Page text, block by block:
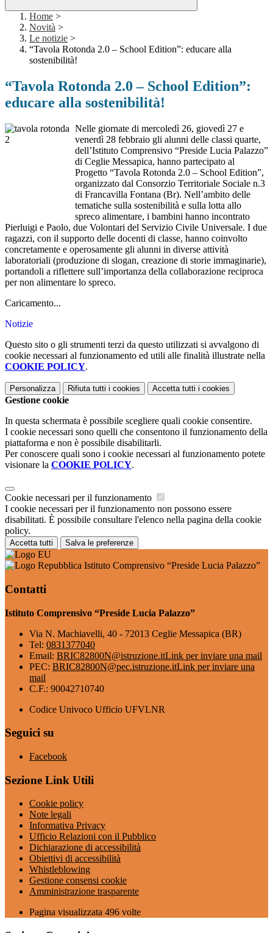
Home >
Novità >
Le notizie >
“Tavola Rotonda 2.0 – School Edition”: educare alla
sostenibilità!
“Tavola Rotonda 2.0 – School Edition”:
educare alla sostenibilità!
Nelle giornate di mercoledì 26, giovedì 27 e
venerdì 28 febbraio gli alunni delle classi quarte,
dell’Istituto Comprensivo “Preside Lucia Palazzo”
di Ceglie Messapica, hanno partecipato al
Progetto “Tavola Rotonda 2.0 – School Edition”,
organizzato dal Consorzio Territoriale Sociale n.3
di Francavilla Fontana (Br). Nell’ambito delle
tematiche sulla sostenibilità e sulla lotta allo
spreco alimentare, i bambini hanno incontrato
Pierluigi e Paolo, due Volontari del Servizio Civile Universale. I due
ragazzi, con il supporto delle docenti di classe, hanno coinvolto
concretamente e operosamente gli alunni in diverse attività
laboratoriali (produzione di slogan, creazione di storie immaginarie),
portandoli a riflettere sull’importanza della collaborazione reciproca
per non alimentare lo spreco.
Caricamento...
Notizie
Questo sito o gli strumenti terzi da questo utilizzati si avvalgono di
cookie necessari al funzionamento ed utili alle finalità illustrate nella
COOKIE POLICY.
Personalizza Rifiuta tutti i cookies Accetta tutti i cookies
Gestione cookie
In questa schermata è possibile scegliere quali cookie consentire.
I cookie necessari sono quelli che consentono il funzionamento della
piattaforma e non è possibile disabilitarli.
Per conoscere quali sono i cookie necessari al funzionamento potete
visionare la COOKIE POLICY.
Cookie necessari per il funzionamento
I cookie necessari per il funzionamento non possono essere
disabilitati. È possibile consultare l'elenco nella pagina della cookie
policy.
Accetta tutti Salva le preferenze
Istituto Comprensivo “Preside Lucia Palazzo”
Contatti
Istituto Comprensivo “Preside Lucia Palazzo”
Via N. Machiavelli, 40 - 72013 Ceglie Messapica (BR)
Tel: 0831377040
Email: BRIC82800N@istruzione.itLink per inviare una mail
PEC: BRIC82800N@pec.istruzione.itLink per inviare una
mail
C.F.: 90042710740
Codice Univoco Ufficio UFVLNR
Seguici su
Facebook
Sezione Link Utili
Cookie policy
Note legali
Informativa Privacy
Ufficio Relazioni con il Pubblico
Dichiarazione di accessibilità
Obiettivi di accessibilità
Whistleblowing
Gestione consensi cookie
Amministrazione trasparente
Pagina visualizzata 496 volte